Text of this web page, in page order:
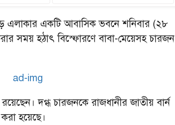
এলাকার একটি আবাসিক ভবনে শনিবার (২৮
সময় হঠাৎ বিস্ফোরণে বাবা-মেয়েসহ চারজন
দগ্ধ চারজনকে রাজধানীর জাতীয় বার্ন
করা হয়েছে।